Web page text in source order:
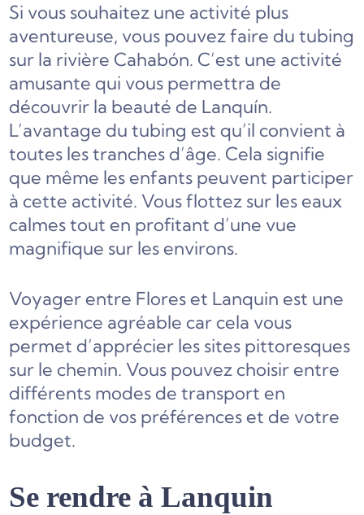
Si vous souhaitez une activité plus
aventureuse, vous pouvez faire du tubing
sur la rivière Cahabón. C’est une activité
amusante qui vous permettra de
découvrir la beauté de Lanquín.
L’avantage du tubing est qu’il convient à
toutes les tranches d’âge. Cela signifie
que même les enfants peuvent participer
à cette activité. Vous flottez sur les eaux
calmes tout en profitant d’une vue
magnifique sur les environs.
Voyager entre Flores et Lanquin est une
expérience agréable car cela vous
permet d’apprécier les sites pittoresques
sur le chemin. Vous pouvez choisir entre
différents modes de transport en
fonction de vos préférences et de votre
budget.
Se rendre à Lanquin